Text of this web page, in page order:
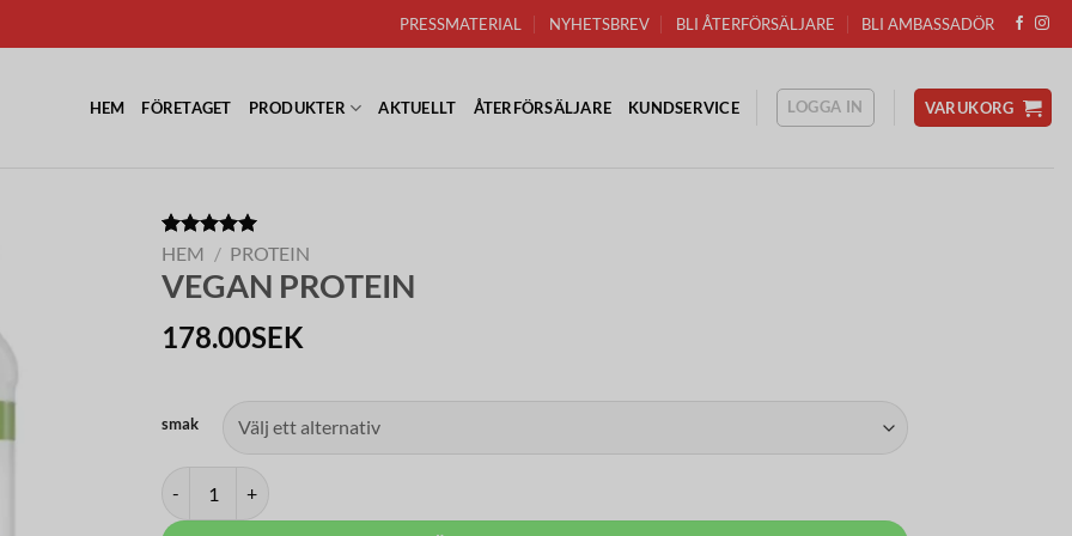
PRESSMATERIAL NYHETSBREV BLI ÅTERFÖRSÄLJARE BLI AMBASSADÖR
HEM FÖRETAGET PRODUKTER AKTUELLT ÅTERFÖRSÄLJARE KUNDSERVICE LOGGA IN VARUKORG
Betygsatt
baserat på
1
HEM / PROTEIN
VEGAN PROTEIN
178.00SEK
smak